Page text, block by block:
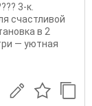
3-к.
счастливой
в 2
— уютная